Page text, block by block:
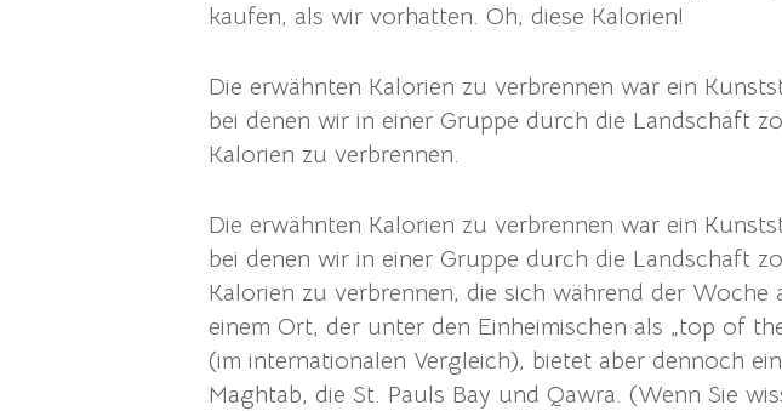
kaufen, als wir vorhatten. Oh, diese Kalorien!
Die erwähnten Kalorien zu verbrennen war ein
bei denen wir in einer Gruppe durch die Landschaft
Kalorien zu verbrennen.
Die erwähnten Kalorien zu verbrennen war ein
bei denen wir in einer Gruppe durch die Landschaft
Kalorien zu verbrennen, die sich während der
einem Ort, der unter den Einheimischen als „top of
(im internationalen Vergleich), bietet aber dennoch
Maghtab, die St. Pauls Bay und Qawra. (Wenn Sie